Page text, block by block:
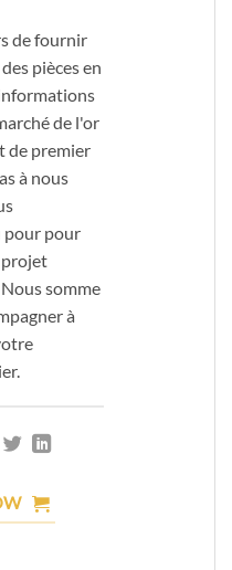
de fournir
pièces en
de l'or
de premier
à nous
pour
somme
à